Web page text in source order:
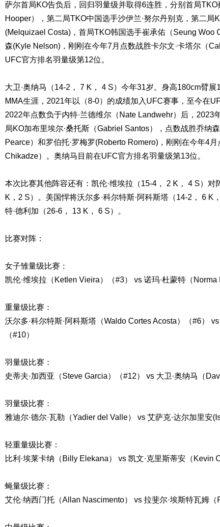
萨尔首局KO告负后，回归羽量级并取得6连胜，分别首局TKO
Hooper），第二局TKO中国选手沙伊兰·努尔丹别克，第二局
(Melquizael Costa)，首局TKO韩国选手崔承佑（Seung Woo
森(Kyle Nelson)，刚刚在今年7月点数战胜卡尔文·卡塔尔（
UFC官方排名羽量级第12位。
大卫·奥纳马（14-2， 7 K， 4 S）今年31岁。身高180cm臂
MMA生涯，2021年以（8-0）的成绩加入UFC赛事，至今在
2022年点数负于内特·兰德维尔（Nate Landwehr）后，2023
局KO加布里埃尔·桑托斯（Gabriel Santos），点数战胜乔纳
Pearce）和罗伯托·罗梅罗(Roberto Romero)，刚刚在今年4
Chikadze）。奥纳马目前在UFC官方排名羽量级第13位。
本次比赛其他阵容还有：凯伦·维埃拉（15-4， 2 K， 4 S）对
K，2 S）。美国悍将沃尔多·科尔特斯·阿科斯塔（14-2， 6 K
特·德利加（26-6， 13 K， 6 S）。
比赛对阵：
女子雏量级比赛：
凯伦·维埃拉（Ketlen Vieira）（#3） vs 诺玛·杜蒙特（
重量级比赛：
沃尔多·科尔特斯·阿科斯塔（Waldo Cortes Acosta）（#6）
（#10）
羽量级比赛：
史蒂夫·加西亚（Steve Garcia）（#12） vs 大卫·奥纳马（
羽量级比赛：
雅迪尔·德尔·瓦勒（Yadier del Valle） vs 艾萨克·达尔加里安
轻重量级比赛：
比利·埃莱卡纳（Billy Elekana） vs 凯文·克里斯蒂安（Kevin
蝇量级比赛：
艾伦·纳西门托（Allan Nascimento） vs 拉斐尔·埃斯特瓦姆